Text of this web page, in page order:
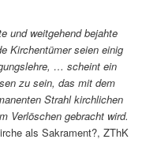
und weitgehend bejahte
Kirchentümer seien einig
… scheint ein
zu sein, das mit dem
Strahl kirchlichen
Verlöschen gebracht wird.
als Sakrament?, ZThK